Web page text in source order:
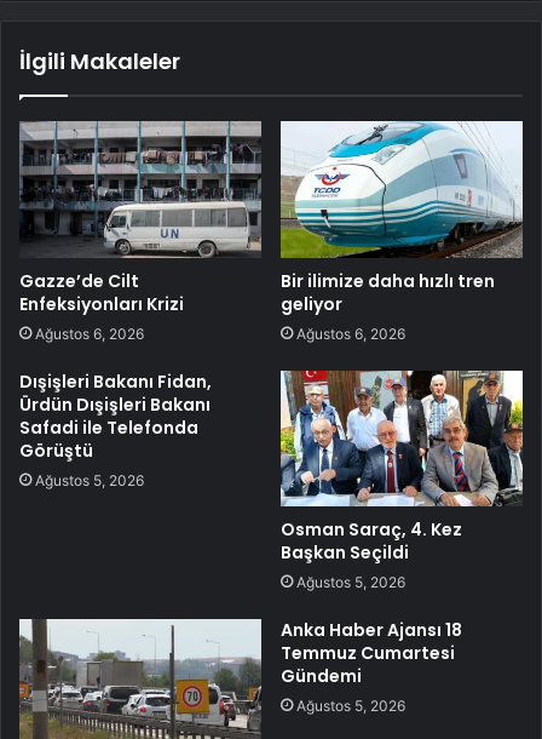
İlgili Makaleler
Gazze’de Cilt
Enfeksiyonları Krizi
Ağustos 6, 2026
Bir ilimize daha hızlı tren
geliyor
Ağustos 6, 2026
Dışişleri Bakanı Fidan,
Ürdün Dışişleri Bakanı
Safadi ile Telefonda
Görüştü
Ağustos 5, 2026
Osman Saraç, 4. Kez
Başkan Seçildi
Ağustos 5, 2026
Anka Haber Ajansı 18
Temmuz Cumartesi
Gündemi
Ağustos 5, 2026